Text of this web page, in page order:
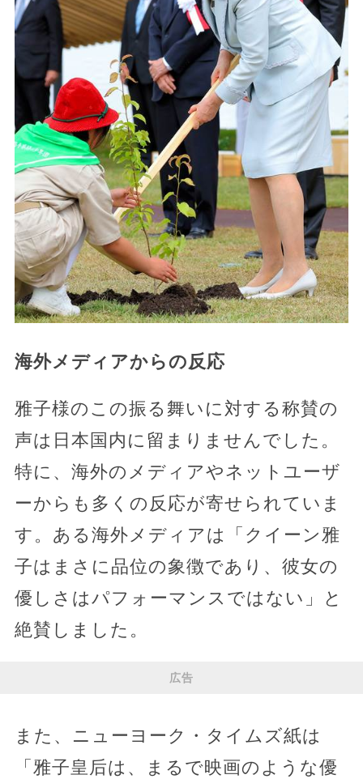
海外メディアからの反応
雅子様のこの振る舞いに対する称賛の
声は日本国内に留まりませんでした。
特に、海外のメディアやネットユーザ
ーからも多くの反応が寄せられていま
す。ある海外メディアは「クイーン雅
子はまさに品位の象徴であり、彼女の
優しさはパフォーマンスではない」と
絶賛しました。
広告
また、ニューヨーク・タイムズ紙は
「雅子皇后は、まるで映画のような優